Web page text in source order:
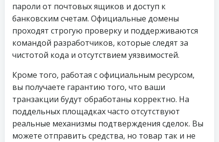
пароли от почтовых ящиков и доступ к
банковским счетам. Официальные домены
проходят строгую проверку и поддерживаются
командой разработчиков, которые следят за
чистотой кода и отсутствием уязвимостей.
Кроме того, работая с официальным ресурсом,
вы получаете гарантию того, что ваши
транзакции будут обработаны корректно. На
поддельных площадках часто отсутствуют
реальные механизмы подтверждения сделок. Вы
можете отправить средства, но товар так и не